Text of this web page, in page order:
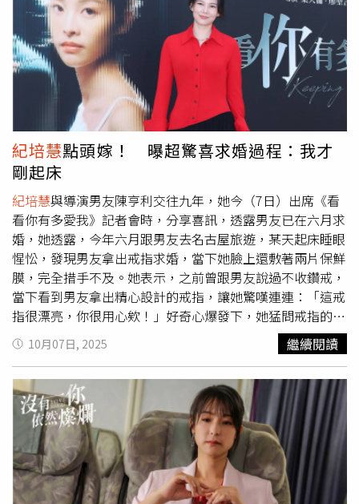
線股份有限公司、晴天影像股份有限公司、中華電信股份有
限公司共同出品，葉天倫擔任監製暨導演，與導演廖堃言聯
手執導，並匯聚金獎幕後團隊，包括監製葉丹青、編劇范芷
綺、攝影指導葉紹麒、美術指導羅文璟等人，強強聯手展現
台劇創作實力與製作能量。全劇堅強卡司集結楊謹華、林思
廷、詹子萱、紀培慧、古名伸、狄志杰、鍾承翰、李維維、
李宗霖等實力派演員，並網羅屁孩、王可元、黃薇渟、韋皙
妍、邵奕玫、夏于喬、吳怡霈、王彩樺、葉子綺、張絡扉、
鍾岳軒等精彩卡司。全劇共6集。每週日晚間8點，全台電視
頻道由八大戲劇台獨家首播，OTT頻道則由中華電信MOD、
Hami Video同步獨家播映，每週連播2集。大陸騰訊視頻同
步首播。香港、澳門由Now TV 同步獨家播映。12月1日
起，新加坡Singtel劇樂酷全集上架，以及將於2026年2月3
日起，每週一至四晚間9點10分在新加坡佳樂台播出。
看你有多愛我》中，最讓人眼睛一亮的新亮點，是年輕時期
的「怡安」與「Lynn」，分別由新生代演員韋皙妍與邵奕玫
挑戰詮釋。首次參與戲劇演出的韋皙妍坦言壓力不小，「印
象最深的是拍攝片頭時，穿著全黑芭蕾服登場。那是我人生
第一次正式演戲，真的超緊張！幸好有天倫導演與小言導演
的指導和鼓勵，才能順利完成。」與戲中閨蜜邵奕玫雖是初
次合作，兩人卻一見如故，韋皙妍說：「我們一聊天就停不
下來，在一起的時候很放鬆，感覺像是認識多年的好友。」
邵奕玫回憶起一場女團舞MV拍攝的戲份，「當天天氣超
冷，我們咬牙賣力跳舞和表演，拍完那一刻真的有種產生革
命情感的感覺。」現實中舞藝精湛的她，這回卻要挑戰「不
會跳舞」的角色，讓她直呼挑戰十足，「我一直在鏡子前練
習『肢體障礙』的感覺，還問大家『我現在看起來有沒有像
不會跳舞了？』結果大家都說看起來還是很厲害！原來練過
舞的身體想回到不會跳舞的狀態真的很難。」兩位新生代演
員為劇中年輕角色注入青春活力，同時也替全劇增添一層細
膩又隱藏的情感張力。
去」，演起來相當過癮。楊謹華與林思廷、詹子萱演出母
女。（圖／楊澍攝）重頭戲還有林思廷被狄志杰飾演的變態
綁架，林思廷透露，在廢墟拍攝被監禁的場景，因為環境太
過逼真，讓她對狄志杰產生心理恐懼，在現場會盡量保持距
離。林思廷拍攝時被五花大綁，有次導演葉天倫忽然驚覺：
「欸！還綁在那！一個多小時了！」趕緊去放她下來。狄志
杰則笑說，每次拍完夜戲開車回家，都會「請變態角色先離
開，請他留在那邊」，回到家看到熟睡的兒女，親一下，洗
個澡，就立刻找回慈父的幸福感。他強調，拍捆綁戲時會特
別保護對方，鏡頭沒拍到的時候，會關心林思廷「會不會
痛」，不會讓對方受傷。劇中提到網路暴力，林思廷表示自
己比較不會在意惡評，詹子萱則透露曾被批「暴牙」，她選
擇欣然接受，並幽默表示：「因為我那時候真的暴牙，正在
矯正中。」《看看你有多愛我》記者會，楊謹華、林思廷、
詹子萱、紀培慧、古名伸、狄志杰、鍾承翰、李維維、李宗
霖出席。（圖／楊澍攝）而楊謹華則表示，以前的自己會陷
入負評的黑洞，搞得自己很內傷，「坐在沙發上看窗外問
『我有那麼差嗎』」。現在的她學會選擇不看、不回嘴、不
挑起戰爭。不過，有一次她被說「跳舞像猴子」，釣出她本
尊留言「對欸，滿像的」，展現高EQ。飾演女明星的李維
維則苦笑，劇中她要跟楊謹華拚氣場，是最困難的地方：
「偏偏我要演女明星，但是她（楊謹華）更像女明星！」她
透露劇組人員曾建議她減肥：「他們就說妳看起來比她矮又
比她大隻。」其中一場楊謹華和李維維都不講話的戲，夾在
中間的鍾承翰形容：「她們氣場各自帶著一把刀！」李維維
更爆料，楊謹華現場即興加了一個「很挑釁的動作」，讓她
紀培慧點頭嫁！ 曝超驚喜求婚過程：我才
剛起床
紀培慧與導演男友陳亨利交往九年，她今（7日）出席《看
看你有多愛我》記者會時，分享喜訊，透露男友已在六月求
婚，她透露，今年六月跟男友去名古屋旅遊，某天起床睡眼
惺忪，發現男友拿出戒指求婚，當下她臉上還敷著兩片保鮮
膜，完全措手不及。她表示，之前曾跟男友說過不收鑽戒，
當下看到男友拿出精心設計的戒指，讓她驚嘆連連：「這戒
指很漂亮，你很用心欸！」好奇心爆發下，她猛問戒指的創
作理念，結果聊到雙方都沉默，男友才開口：「所以是好還
是不好？」讓她突然爆笑出來，答覆「好」。對於求婚場
橋段，但最終卻選擇了最平常的「起床」時刻，給出的理由
是：「希望是尋常的時候，妳每天起床就會想到。」這完全
打中紀培慧 的心，她喜歡的就是這種「平凡的日常」，比精
心設計的橋段都更讓她感動。
紀培慧誇男友算是個浪漫的
人，她舉例，有次男友突然聊起世界觀，說道「世界沒什麼
是必須的，但妳是必須的。」她聽了立刻心花怒放，但也說
10月07日, 2025 繼續閱讀